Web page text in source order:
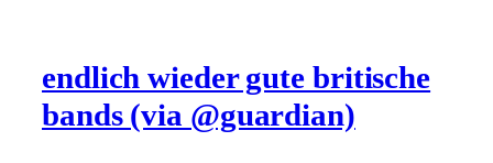
endlich wieder gute britische
bands (via @guardian)